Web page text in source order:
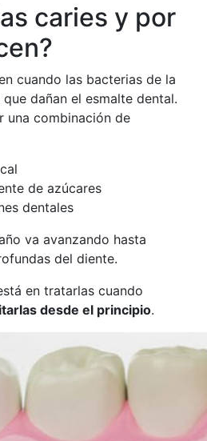
caries y por
cuando las bacterias de la
dañan el esmalte dental.
una combinación de
de azúcares
dentales
va avanzando hasta
del diente.
en tratarlas cuando
desde el principio.